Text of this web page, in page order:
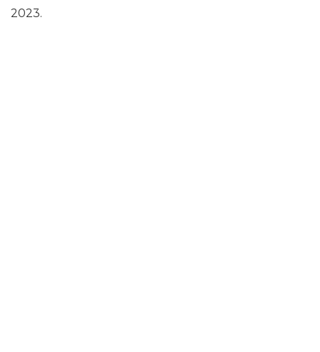
2023.